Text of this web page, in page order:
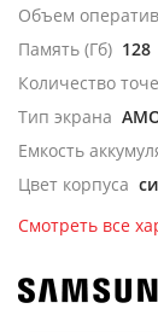
Объем
Память (Гб) 128
Количество
Тип экрана
Емкость
Цвет корпуса
Смотреть все